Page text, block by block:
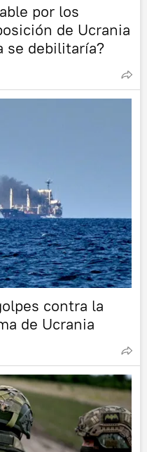
por los
de Ucrania
se debilitaría?
contra la
de Ucrania